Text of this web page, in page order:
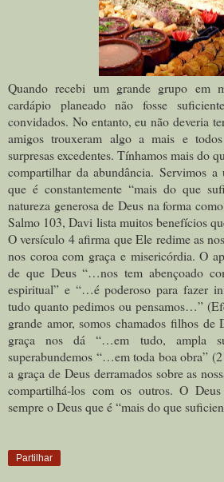
Quando recebi um grande grupo em
cardápio planeado não fosse
convidados. No entanto, eu não deveria
amigos trouxeram algo a mais e
surpresas excedentes. Tínhamos mais do
compartilhar da abundância. Servimos a
que é constantemente “mais do que
natureza generosa de Deus na forma
Salmo 103, Davi lista muitos benefícios
O versículo 4 afirma que Ele redime as
nos coroa com graça e misericórdia. O
de que Deus “…nos tem abençoado
espiritual” e “…é poderoso para fazer
tudo quanto pedimos ou pensamos…”
grande amor, somos chamados filhos de
graça nos dá “…em tudo, ampla
superabundemos “…em toda boa obra”
a graça de Deus derramados sobre as
compartilhá-los com os outros. O
sempre o Deus que é “mais do que
Partilhar